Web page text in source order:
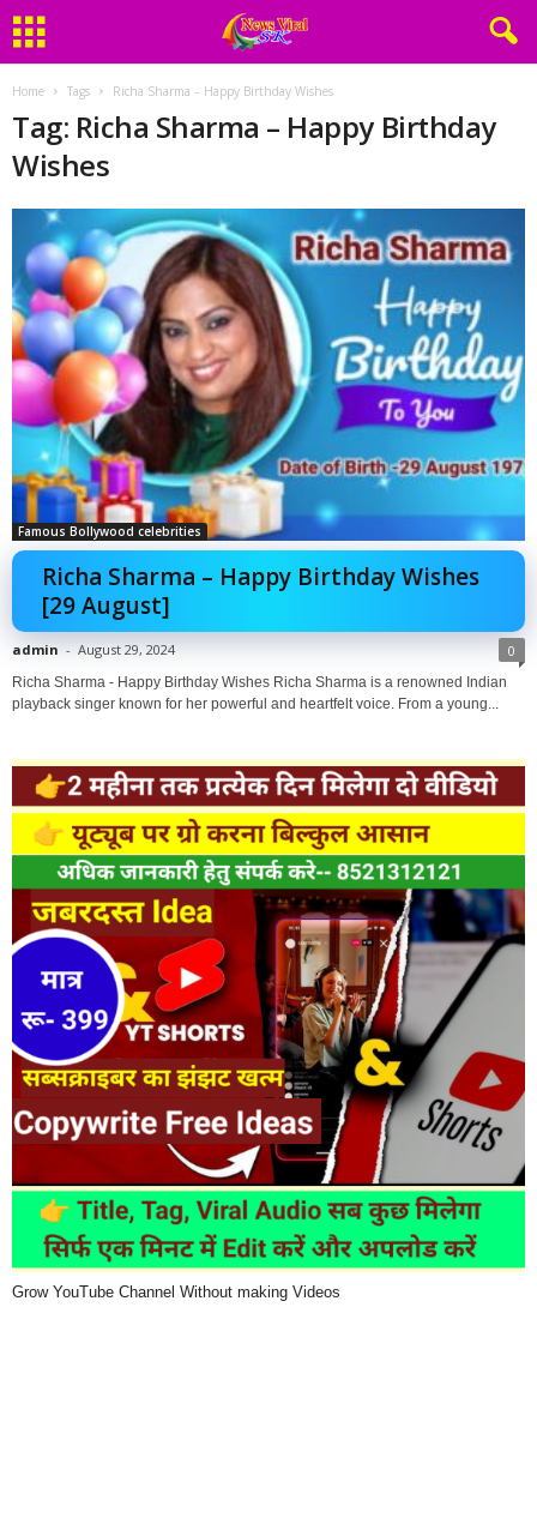
Home Tags Richa Sharma – Happy Birthday Wishes
Tag: Richa Sharma – Happy Birthday
Wishes
Famous Bollywood celebrities
Richa Sharma – Happy Birthday Wishes
[29 August]
admin - August 29, 2024 0
Richa Sharma - Happy Birthday Wishes Richa Sharma is a renowned Indian
playback singer known for her powerful and heartfelt voice. From a young...
Grow YouTube Channel Without making Videos